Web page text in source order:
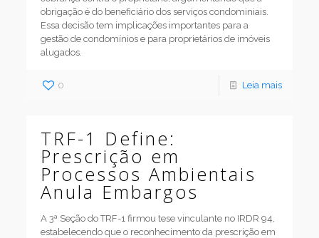
obrigação é do beneficiário dos serviços condominiais.
Essa decisão tem implicações importantes para a
gestão de condomínios e para proprietários de imóveis
alugados.
0 Leia mais
TRF-1 Define:
Prescrição em
Processos Ambientais
Anula Embargos
A 3ª Seção do TRF-1 firmou tese vinculante no IRDR 94,
estabelecendo que o reconhecimento da prescrição em